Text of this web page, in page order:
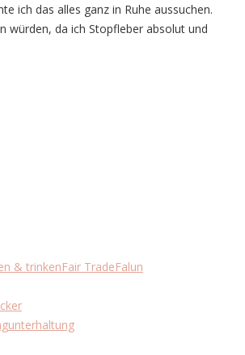
ich das alles ganz in Ruhe aussuchen.
würden, da ich Stopfleber absolut und
& trinkenFair TradeFalun
unterhaltung